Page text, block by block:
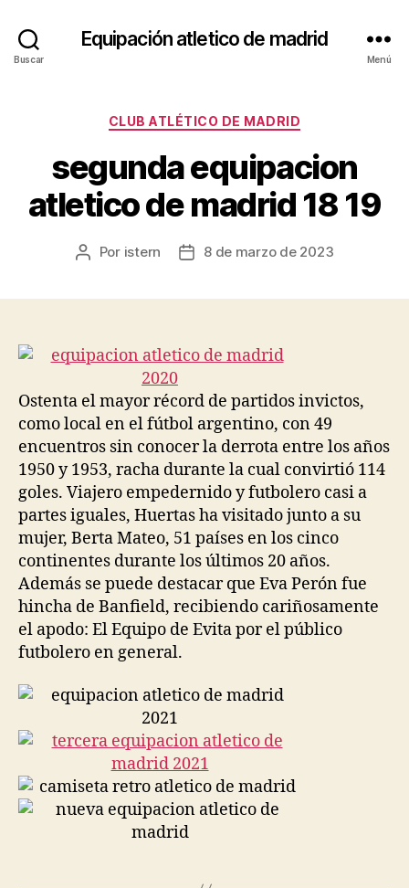
Buscar
Equipación atletico de madrid
Menú
Categorías
CLUB ATLÉTICO DE MADRID
segunda equipacion
atletico de madrid 18 19
Autor
Por istern
Fecha8 de marzo de 2023
Ostenta el mayor récord de partidos invictos,
como local en el fútbol argentino, con 49
encuentros sin conocer la derrota entre los años
1950 y 1953, racha durante la cual convirtió 114
goles. Viajero empedernido y futbolero casi a
partes iguales, Huertas ha visitado junto a su
mujer, Berta Mateo, 51 países en los cinco
continentes durante los últimos 20 años.
Además se puede destacar que Eva Perón fue
hincha de Banfield, recibiendo cariñosamente
el apodo: El Equipo de Evita por el público
futbolero en general.